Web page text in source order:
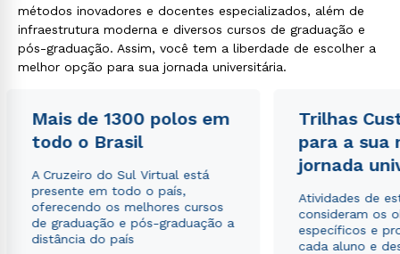
métodos inovadores e docentes especializados, além de
infraestrutura moderna e diversos cursos de graduação e
pós-graduação. Assim, você tem a liberdade de escolher a
melhor opção para sua jornada universitária.
Mais de 1300 polos em
todo o Brasil
A Cruzeiro do Sul Virtual está
presente em todo o país,
oferecendo os melhores cursos
de graduação e pós-graduação a
distância do país
Trilhas
para a sua
jornada
Atividades de
consideram os
específicos e
cada aluno e
Estou de acordo com aPolítica de Privacidade.e
autorizo que meus dados sejam utilizados para o
envio de conteúdos da Cruzeiro do Sul.